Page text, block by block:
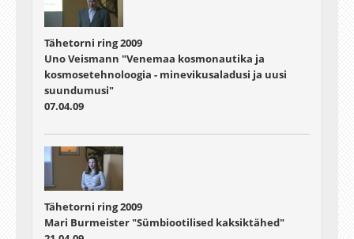
Tähetorni ring 2009
Uno Veismann "Venemaa kosmonautika ja
kosmosetehnoloogia - minevikusaladusi ja uusi
suundumusi"
07.04.09
Tähetorni ring 2009
Mari Burmeister "Sümbiootilised kaksiktähed"